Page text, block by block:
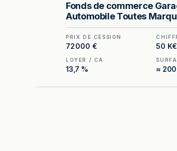
Fonds de commerce
Automobile Toutes
PRIX DE CESSION
72 000 € 50
LOYER / CA
13,7 % ≈ 200